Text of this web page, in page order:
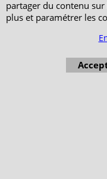
partager du contenu
plus et paramétrer les